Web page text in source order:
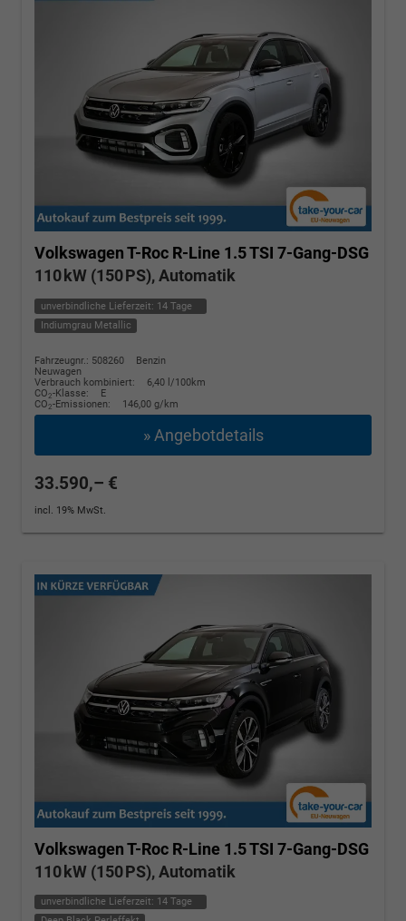
Volkswagen T-Roc R-Line 1.5 TSI 7-Gang-DSG
110 kW (150 PS), Automatik
unverbindliche Lieferzeit: 14 Tage
Indiumgrau Metallic
Fahrzeugnr.: 508260
Benzin
Neuwagen
Verbrauch kombiniert:
6,40 l/100km
CO2-Klasse:
E
CO2-Emissionen: 146,00 g/km
» Angebotdetails
33.590,– €
incl. 19% MwSt.
Volkswagen T-Roc R-Line 1.5 TSI 7-Gang-DSG
110 kW (150 PS), Automatik
unverbindliche Lieferzeit: 14 Tage